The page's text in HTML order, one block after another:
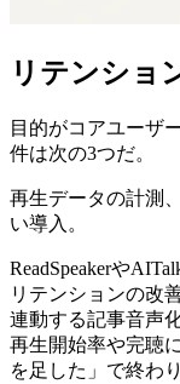
リテンショ
目的がコアユーザ
件は次の3つだ。
再生データの計測
い導入。
ReadSpeakerや
リテンションの改
連動する記事音声
再生開始率や完聴
を足した」で終わ